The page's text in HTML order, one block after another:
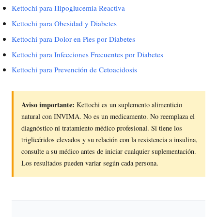
Kettochi para Hipoglucemia Reactiva
Kettochi para Obesidad y Diabetes
Kettochi para Dolor en Pies por Diabetes
Kettochi para Infecciones Frecuentes por Diabetes
Kettochi para Prevención de Cetoacidosis
Aviso importante: Kettochi es un suplemento alimenticio
natural con INVIMA. No es un medicamento. No reemplaza el
diagnóstico ni tratamiento médico profesional. Si tiene los
triglicéridos elevados y su relación con la resistencia a insulina,
consulte a su médico antes de iniciar cualquier suplementación.
Los resultados pueden variar según cada persona.